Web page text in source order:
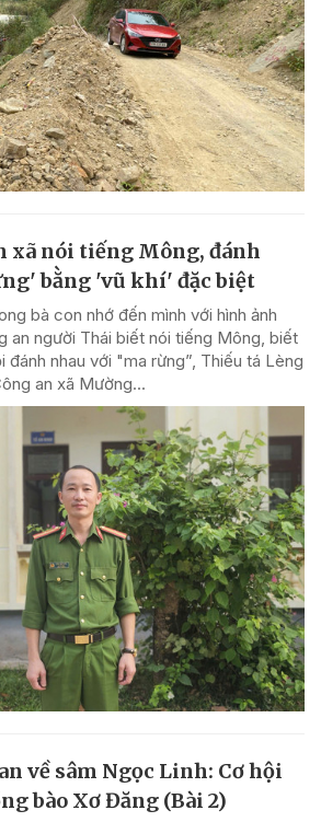
xã nói tiếng Mông, đánh
bằng 'vũ khí' đặc biệt
bà con nhớ đến mình với hình ảnh
an người Thái biết nói tiếng Mông, biết
đánh nhau với "ma rừng”, Thiếu tá Lèng
an xã Mường...
về sâm Ngọc Linh: Cơ hội
bào Xơ Đăng (Bài 2)